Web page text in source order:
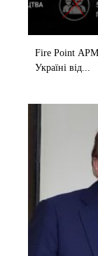
Fire Point
Україні від...